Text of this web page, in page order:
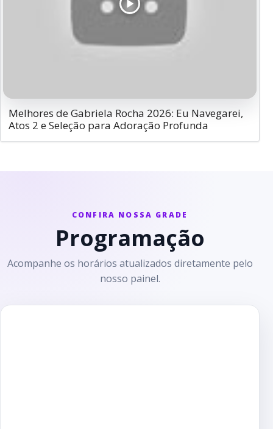
Melhores de Gabriela Rocha 2026: Eu Navegarei,
Atos 2 e Seleção para Adoração Profunda
CONFIRA NOSSA GRADE
Programação
Acompanhe os horários atualizados diretamente pelo
nosso painel.